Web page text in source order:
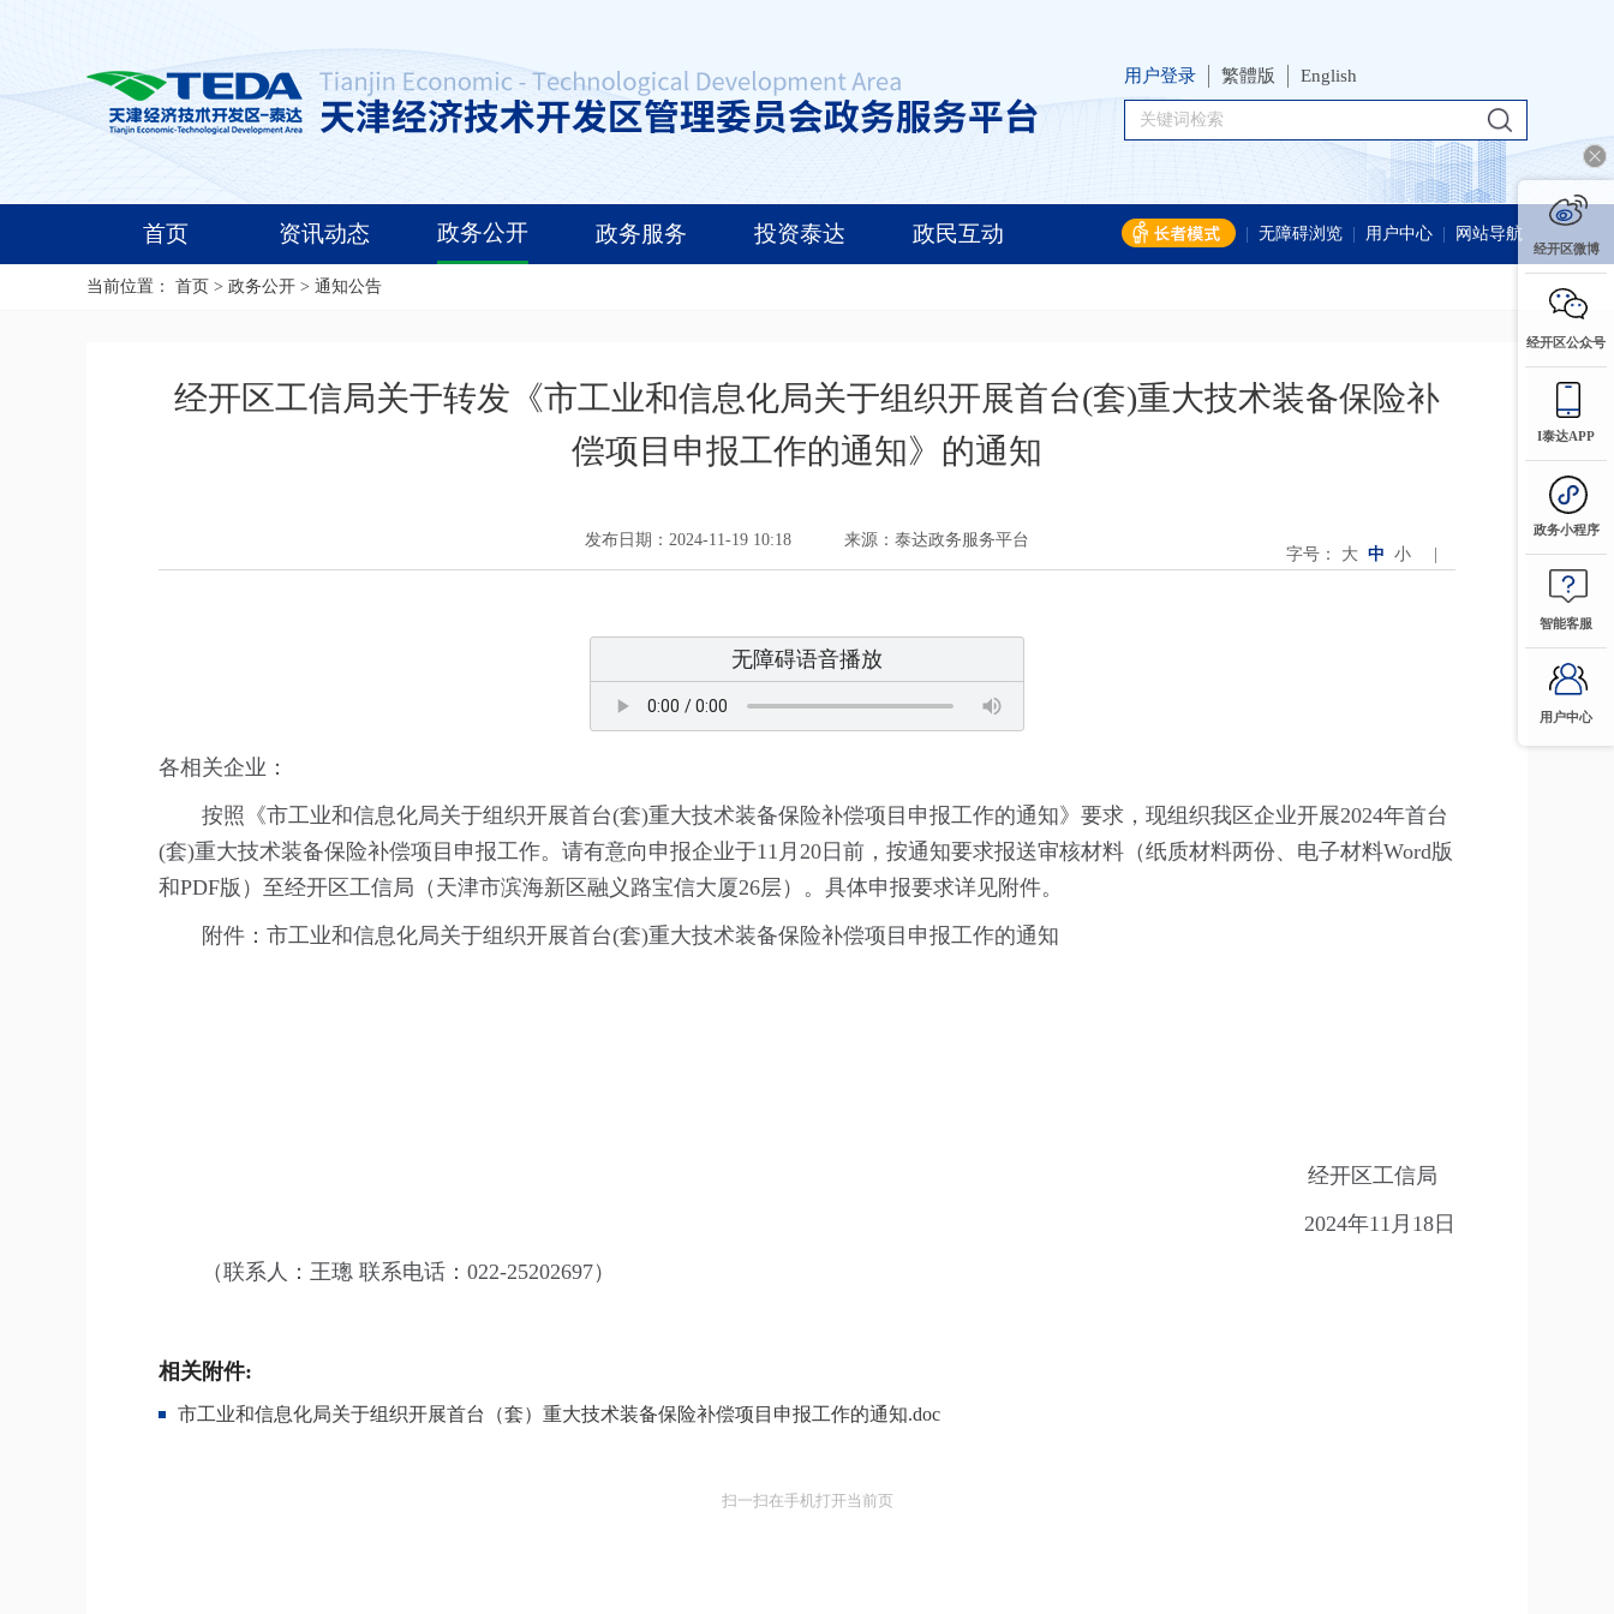
用户登录 繁體版 English
首页 资讯动态 政务公开 政务服务 投资泰达 政民互动 无障碍浏览 用户中心 网站导航
当前位置： 首页 > 政务公开 > 通知公告
经开区工信局关于转发《市工业和信息化局关于组织开展首台(套)重大技术装备保险补
偿项目申报工作的通知》的通知
发布日期：2024-11-19 10:18
来源：泰达政务服务平台
字号： 大 中 小
无障碍语音播放
各相关企业：
按照《市工业和信息化局关于组织开展首台(套)重大技术装备保险补偿项目申报工作的通知》要求，现组织我区企业开展2024年首台
(套)重大技术装备保险补偿项目申报工作。请有意向申报企业于11月20日前，按通知要求报送审核材料（纸质材料两份、电子材料Word版
和PDF版）至经开区工信局（天津市滨海新区融义路宝信大厦26层）。具体申报要求详见附件。
附件：市工业和信息化局关于组织开展首台(套)重大技术装备保险补偿项目申报工作的通知
经开区工信局
2024年11月18日
（联系人：王璁 联系电话：022-25202697）
相关附件:
市工业和信息化局关于组织开展首台（套）重大技术装备保险补偿项目申报工作的通知.doc
扫一扫在手机打开当前页
经开区微博
经开区公众号
I泰达APP
政务小程序
智能客服
用户中心